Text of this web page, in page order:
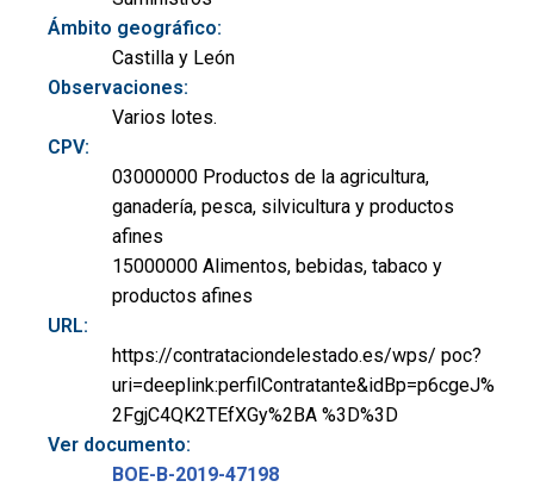
Ámbito geográfico:
Castilla y León
Observaciones:
Varios lotes.
CPV:
03000000 Productos de la agricultura,
ganadería, pesca, silvicultura y productos
afines
15000000 Alimentos, bebidas, tabaco y
productos afines
URL:
https://contrataciondelestado.es/wps/ poc?
uri=deeplink:perfilContratante&idBp=p6cgeJ%
2FgjC4QK2TEfXGy%2BA %3D%3D
Ver documento:
BOE-B-2019-47198